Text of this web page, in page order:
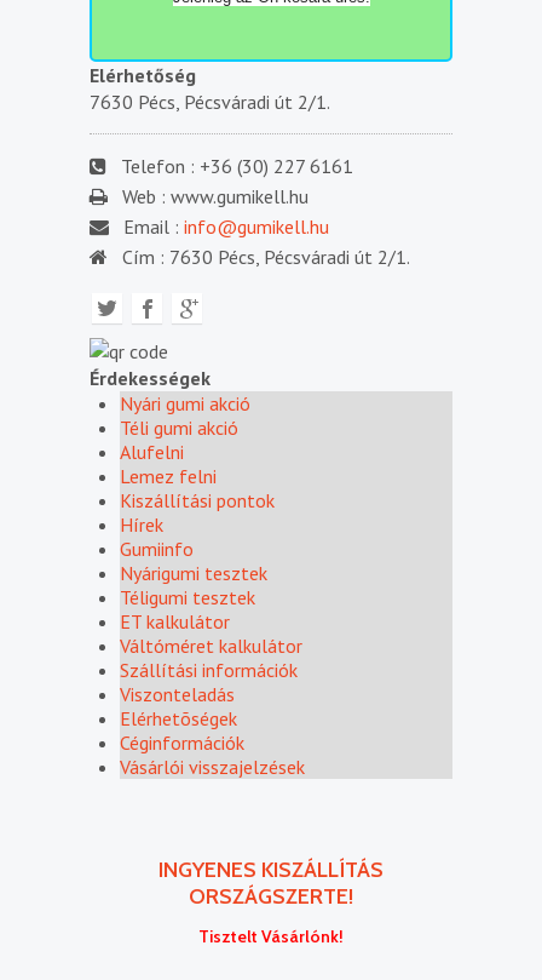
Elérhetőség
7630 Pécs, Pécsváradi út 2/1.
Telefon : +36 (30) 227 6161
Web : www.gumikell.hu
Email : info@gumikell.hu
Cím : 7630 Pécs, Pécsváradi út 2/1.
Érdekességek
Nyári gumi akció
Téli gumi akció
Alufelni
Lemez felni
Kiszállítási pontok
Hírek
Gumiinfo
Nyárigumi tesztek
Téligumi tesztek
ET kalkulátor
Váltóméret kalkulátor
Szállítási információk
Viszonteladás
Elérhetõségek
Céginformációk
Vásárlói visszajelzések
INGYENES KISZÁLLÍTÁS
ORSZÁGSZERTE!
Tisztelt Vásárlónk!